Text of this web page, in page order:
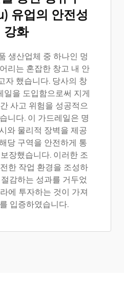
유업의 안전성
강화
생산업체 중 하나인 멍
리는 혼잡한 창고 내 안
자 했습니다. 당사의 창
일을 도입함으로써 지게
사고 위험을 성공적으
니다. 이 가드레일은 명
와 물리적 장벽을 제공
당 구역을 안전하게 통
장했습니다. 이러한 조
한 작업 환경을 조성하
감하는 성과를 거두었
에 투자하는 것이 가져
입증하였습니다.